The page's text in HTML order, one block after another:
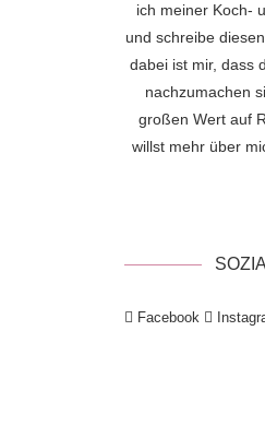
ich meiner Koch-
und schreibe
dabei ist mir, dass
nachzumachen
großen Wert auf
willst mehr über
Facebook